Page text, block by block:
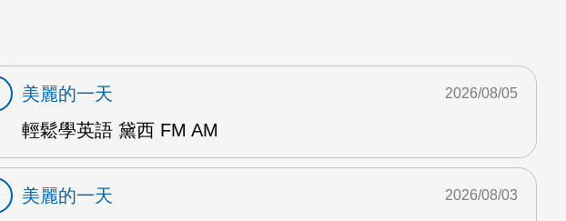
美麗的一天
輕鬆學英語 黛西 FM AM
2026/08/05
美麗的一天
2026/08/03